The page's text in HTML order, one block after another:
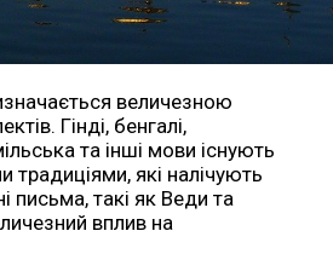
величезною
Гінді, бенгалі,
та інші мови існують
традиціями, які налічують
письма, такі як Веди та
вплив на